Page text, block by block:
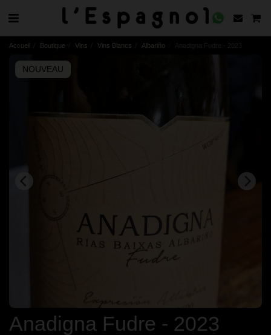
Accueil Boutique Vins Vins Blancs Albariño
NOUVEAU
Anadigna Fudre - 2023